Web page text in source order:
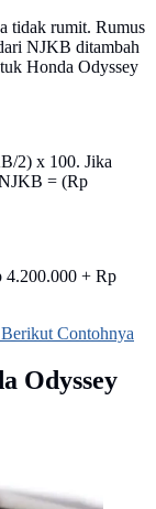
tidak rumit. Rumus
NJKB ditambah
Honda Odyssey
2) x 100. Jika
= (Rp
+ Rp
Contohnya
Odyssey